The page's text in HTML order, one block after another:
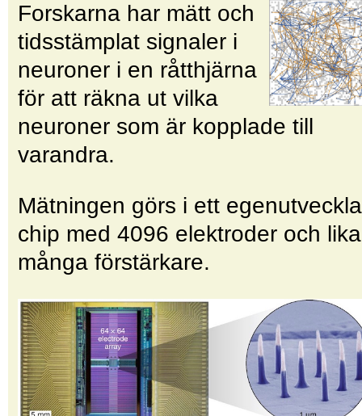
Forskarna har mätt och
tidsstämplat signaler i
neuroner i en råtthjärna
för att räkna ut vilka
neuroner som är kopplade till
varandra.
Mätningen görs i ett
chip med 4096 elektroder och lika
många förstärkare.